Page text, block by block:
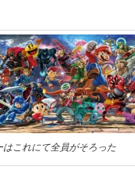
これにて全員がそろった